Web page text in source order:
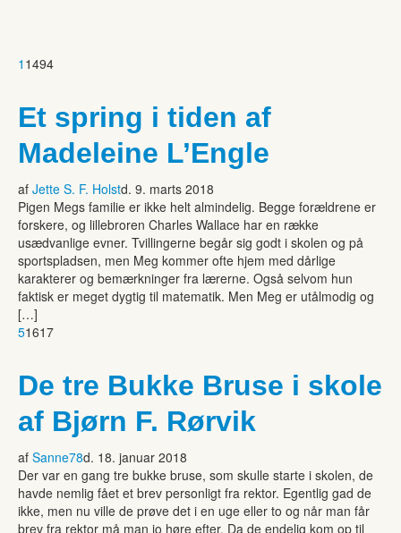
1 1494
Et spring i tiden af
Madeleine L’Engle
af Jette S. F. Holstd. 9. marts 2018
Pigen Megs familie er ikke helt almindelig. Begge forældrene er
forskere, og lillebroren Charles Wallace har en række
usædvanlige evner. Tvillingerne begår sig godt i skolen og på
sportspladsen, men Meg kommer ofte hjem med dårlige
karakterer og bemærkninger fra lærerne. Også selvom hun
faktisk er meget dygtig til matematik. Men Meg er utålmodig og
[…]
51617
De tre Bukke Bruse i skole
af Bjørn F. Rørvik
af Sanne78d. 18. januar 2018
Der var en gang tre bukke bruse, som skulle starte i skolen, de
havde nemlig fået et brev personligt fra rektor. Egentlig gad de
ikke, men nu ville de prøve det i en uge eller to og når man får
brev fra rektor må man jo høre efter. Da de endelig kom op til